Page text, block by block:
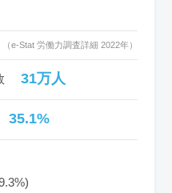
e-Stat 労働力調査詳細 2022年）
31万人
35.1%